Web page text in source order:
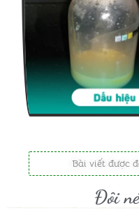
Bài viết được
Đôi